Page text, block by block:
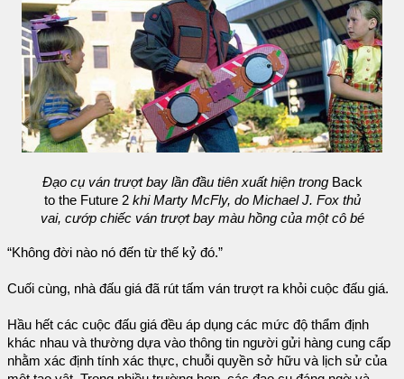
Đạo cụ ván trượt bay lần đầu tiên xuất hiện trong Back
to the Future 2khi Marty McFly, do Michael J. Fox thủ
vai, cướp chiếc ván trượt bay màu hồng của một cô bé
“Không đời nào nó đến từ thế kỷ đó.”
Cuối cùng, nhà đấu giá đã rút tấm ván trượt ra khỏi cuộc đấu giá.
Hầu hết các cuộc đấu giá đều áp dụng các mức độ thẩm định
khác nhau và thường dựa vào thông tin người gửi hàng cung cấp
nhằm xác định tính xác thực, chuỗi quyền sở hữu và lịch sử của